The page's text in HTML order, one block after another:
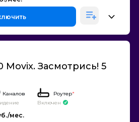
Movix. Засмотрись! 5
Каналов
Роутер*
Включен